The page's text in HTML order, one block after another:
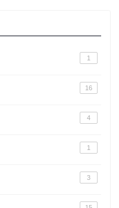
1
16
4
1
3